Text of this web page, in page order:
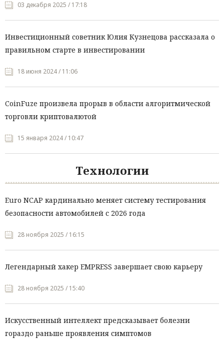
03 декабря 2025 / 17:18
Инвестиционный советник Юлия Кузнецова рассказала о
правильном старте в инвестировании
18 июня 2024 / 11:06
CoinFuze произвела прорыв в области алгоритмической
торговли криптовалютой
15 января 2024 / 10:47
Технологии
Euro NCAP кардинально меняет систему тестирования
безопасности автомобилей с 2026 года
28 ноября 2025 / 16:15
Легендарный хакер EMPRESS завершает свою карьеру
28 ноября 2025 / 15:40
Искусственный интеллект предсказывает болезни
гораздо раньше проявления симптомов